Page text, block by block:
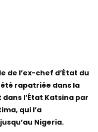
de l’ex-chef d’État du
rapatriée dans la
dans l’État Katsina par
qui l’a
Nigeria.